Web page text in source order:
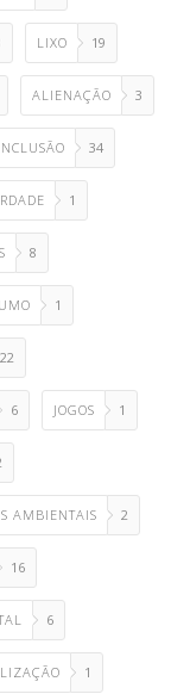
LIXO 19
ALIENAÇÃO 3
34
1
8
1
22
6 JOGOS 1
AMBIENTAIS 2
16
6
1